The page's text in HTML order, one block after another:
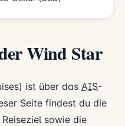
Wind Star
ist über das AIS-
Seite findest du die
sowie die